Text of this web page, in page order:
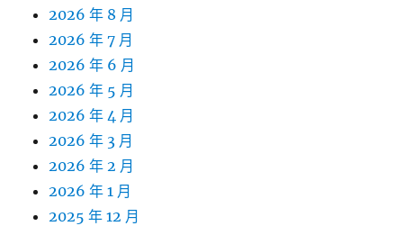
2026 年 8 月
2026 年 7 月
2026 年 6 月
2026 年 5 月
2026 年 4 月
2026 年 3 月
2026 年 2 月
2026 年 1 月
2025 年 12 月